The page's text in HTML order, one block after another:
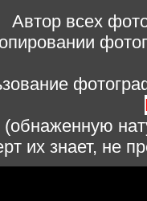
Автор всех
их знает, не